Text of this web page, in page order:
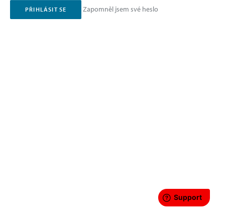
Zapomněl jsem své heslo